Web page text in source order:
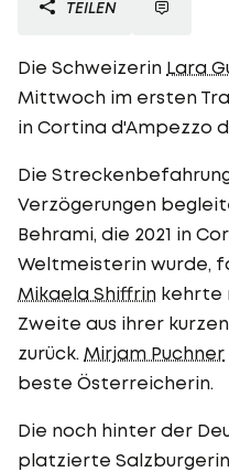
TEILEN
Die Schweizerin Lara
Mittwoch im ersten
in Cortina d'Ampezzo
Die
Verzögerungen
Behrami, die 2021 in
Weltmeisterin wurde,
Mikaela Shiffrin kehrte
Zweite aus ihrer
zurück. Mirjam Puchner
beste Österreicherin.
Die noch hinter der
platzierte